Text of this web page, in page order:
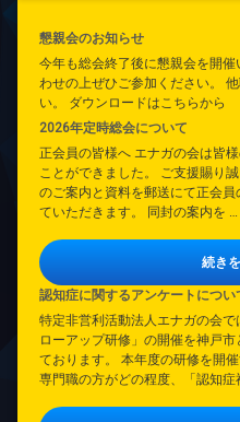
懇親会のお知らせ
今年も総会終了後に懇親会を開
わせの上ぜひご参加ください。
い。 ダウンロードはこちらから
2026年定時総会について
正会員の皆様へ エナガの会は皆
ことができました。 ご支援賜り
のご案内と資料を郵送にて正会
ていただきます。 同封の案内を …
続き
認知症に関するアンケートについ
特定非営利活動法人エナガの会
ローアップ研修」の開催を神戸
ております。 本年度の研修を開
専門職の方がどの程度、「認知症